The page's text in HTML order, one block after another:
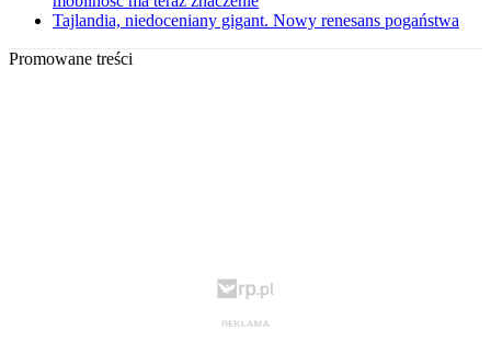
Tajlandia, niedoceniany gigant. Nowy renesans pogaństwa
Promowane treści